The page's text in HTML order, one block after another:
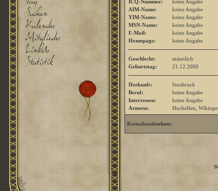
ICQ-Nummer:
keine Angabe
AIM-Name:
keine Angabe
YIM-Name:
keine Angabe
MSN-Name:
keine Angabe
E-Mail:
keine Angabe
Homepage:
keine Angabe
Geschlecht:
männlich
Geburtstag:
21.12.2000
Herkunft:
Innsbruck
Beruf:
keine Angabe
Interressen:
keine Angabe
Armeen:
Hochelfen,
Kontaktaufnahme: